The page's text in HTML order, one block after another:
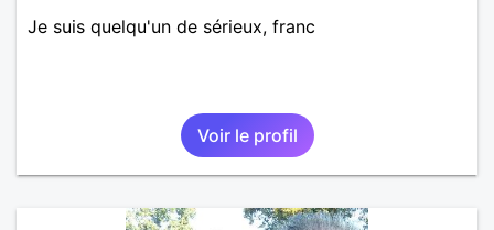
Je suis quelqu'un de sérieux, franc
Voir le profil